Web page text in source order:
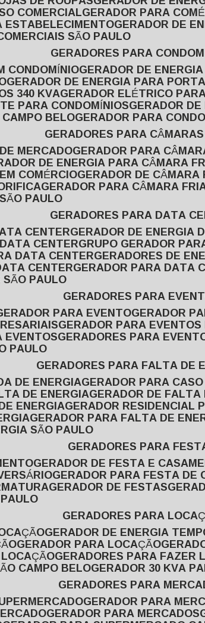
COMERCIAL GERADOR PARA
ESTABELECIMENTO GERADOR DE
SÃO PAULO
GERADORES PARA
CONDOMÍNIO GERADOR DE
GERADOR DE ENERGIA PARA
340 KVA GERADOR ELÉTRICO
PARA CONDOMÍNIOS GERADOR
CAMPO BELO GERADOR PARA
GERADORES PARA
MERCADO GERADOR PARA
DE ENERGIA PARA CÂMARA
COMÉRCIO GERADOR DE
GERADOR PARA CÂMARA
PAULO
GERADORES PARA DATA
CENTER GERADOR DE
CENTER GRUPO GERADOR
DATA CENTER GERADORES DE
CENTER GERADOR PARA
SÃO PAULO
GERADORES PARA
GERADOR PARA EVENTO GERADOR
GERADOR PARA
EVENTOS GERADORES PARA
PAULO
GERADORES PARA FALTA DE
DE ENERGIA GERADOR PARA
DE ENERGIA GERADOR DE
ENERGIA GERADOR
GERADOR PARA FALTA DE
SÃO PAULO
GERADORES PARA
GERADOR DE FESTA E
GERADOR PARA FESTA
GERADOR DE FESTAS
GERADORES PARA
GERADOR DE ENERGIA
GERADOR PARA LOCAÇÃO
GERADORES PARA FAZER
CAMPO BELO GERADOR 30 KVA
GERADORES PARA
GERADOR PARA
GERADOR PARA MERCADOS